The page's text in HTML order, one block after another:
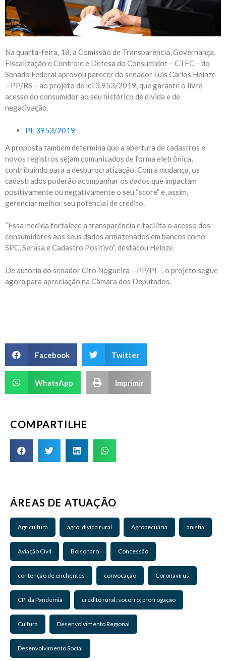
Na quarta-feira, 18, a Comissão de Transparência, Governança,
Fiscalização e Controle e Defesa do Consumidor – CTFC – do
Senado Federal aprovou parecer do senador Luis Carlos Heinze
– PP/RS – ao projeto de lei 3.953/2019, que garante o livre
acesso do consumidor ao seu histórico de dívida e de
negativação.
PL 3953/2019
A proposta também determina que a abertura de cadastros e
novos registros sejam comunicados de forma eletrônica,
contribuindo para a desburocratização. Com a mudança, os
cadastrados poderão acompanhar os dados que impactam
positivamente ou negativamente o seu “score” e, assim,
gerenciar melhor seu potencial de crédito.
“Essa medida fortalece a transparência e facilita o acesso dos
consumidores aos seus dados armazenados em bancos como
SPC, Serasa e Cadastro Positivo”, destacou Heinze.
De autoria do senador Ciro Nogueira – PP/PI –, o projeto segue
agora para apreciação na Câmara dos Deputados.
Facebook Twitter
WhatsApp Imprimir
COMPARTILHE
ÁREAS DE ATUAÇÃO
Agricultura agro; divida rural Agropecuária anistia
Aviação Civil Bolsonaro Concessão
contenção de enchentes convocação Coronavírus
CPI da Pandemia crédito rural; socorro; prorrogação
Cultura Desenvolvimento Regional
Desenvolvimento Social